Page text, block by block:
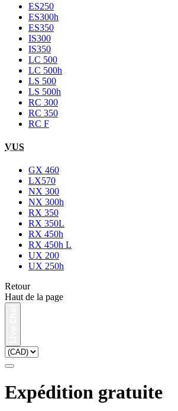
ES250
ES300h
ES350
IS300
IS350
LC 500
LC 500h
LS 500
LS 500h
RC 300
RC 350
RC F
VUS
GX 460
LX570
NX 300
NX 300h
RX 350
RX 350L
RX 450h
RX 450h L
UX 200
UX 250h
Retour
Haut de la page
Expédition gratuite